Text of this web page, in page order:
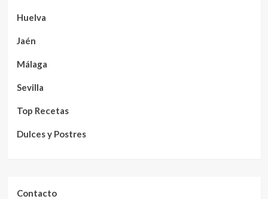
Huelva
Jaén
Málaga
Sevilla
Top Recetas
Dulces y Postres
Contacto